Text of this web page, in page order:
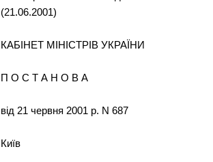
(21.06.2001)
КАБІНЕТ МІНІСТРІВ УКРАЇНИ
П О С Т А Н О В А
від 21 червня 2001 р. N 687
Київ